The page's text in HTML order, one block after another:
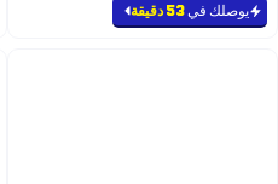
يوصلك في53 دقيقة